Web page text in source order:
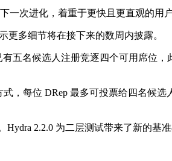
一次进化，着重于更快且更直观的用户
多细节将在接下来的数周内披露。
有五名候选人注册竞逐四个可用席位
，每位 DRep 最多可投票给四名候
2.2.0 为二层测试带来了新的基